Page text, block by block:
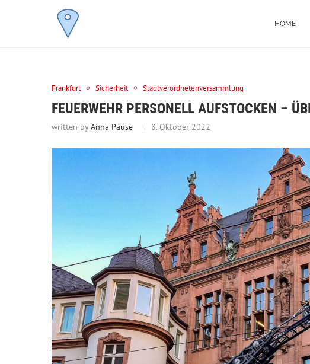
HOME
Frankfurt Sicherheit Stadtverordnetenversammlung
FEUERWEHR PERSONELL AUFSTOCKEN –
written byAnna Pause 8. Oktober 2022